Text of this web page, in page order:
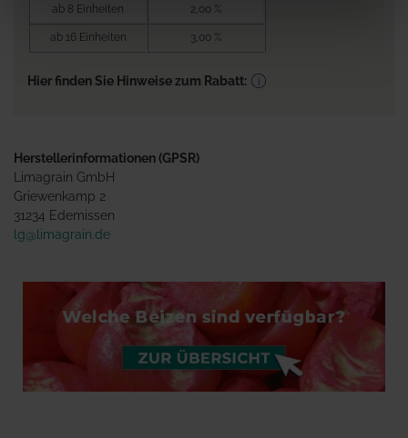
ab 8 Einheiten 2,00 %
ab 16 Einheiten 3,00 %
Hier finden Sie Hinweise zum Rabatt:
Herstellerinformationen (GPSR)
Limagrain GmbH
Griewenkamp 2
31234 Edemissen
lg@limagrain.de